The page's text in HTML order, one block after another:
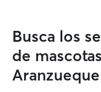
Busca los
de
Aranzueque